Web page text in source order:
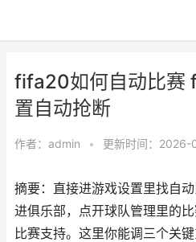
fifa20如何自动比赛
置自动抢断
作者： admin • 更新时间：2026-
摘要：直接进游戏设置里找自
进俱乐部，点开球队管理里的
比赛支持。这里你能调三个关